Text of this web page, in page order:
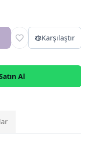
Karşılaştır
Al